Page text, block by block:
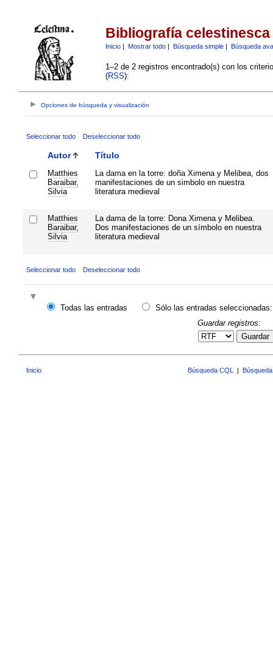
Bibliografía celestinesca
Inicio| Mostrar todo| Búsqueda simple| Búsqueda
1–2 de 2 registros encontrado(s) con los
(RSS):
Opciones de búsqueda y visualización
Seleccionar todo Deseleccionar todo
Autor Título
Matthies
Baraibar,
Silvia
La dama en la torre: doña Ximena y Melibea, dos
manifestaciones de un simbolo en nuestra
literatura medieval
Matthies
Baraibar,
Silvia
La dama de la torre: Dona Ximena y Melibea.
Dos manifestaciones de un símbolo en nuestra
literatura medieval
Seleccionar todo Deseleccionar todo
Todas las entradas
Sólo las entradas seleccionadas:
Guardar registros:
Guardar
Inicio Búsqueda CQL